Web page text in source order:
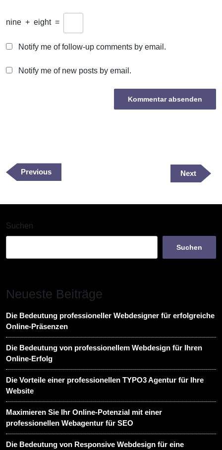
nine + eight =
Notify me of follow-up comments by email.
Notify me of new posts by email.
Previous
Post
Previous
Next
Post
Next
Suchen
Suchen
Neueste Beiträge
Die Bedeutung professioneller Webdesigner für erfolgreiche
Online-Präsenzen
Die Bedeutung von professionellem Webdesign für Ihren
Online-Erfolg
Die Vorteile einer professionellen TYPO3 Agentur für Ihre
Website
Maximieren Sie Ihr Online-Potenzial mit einer
professionellen Webagentur für SEO
Die Bedeutung von Responsive Webdesign für eine